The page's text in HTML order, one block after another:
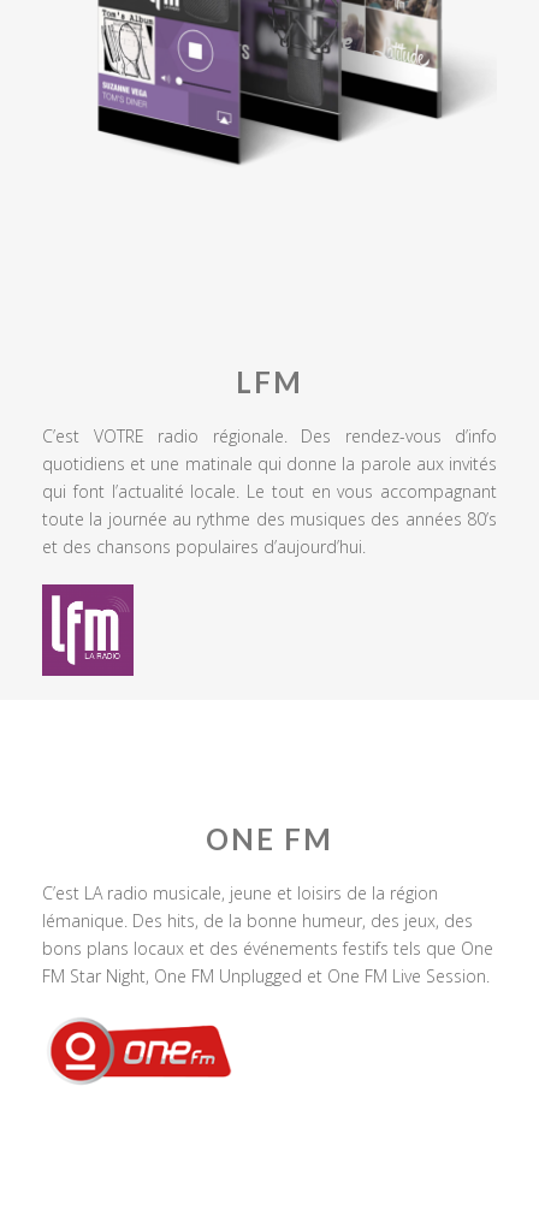
LFM
C’est VOTRE radio régionale. Des rendez-vous d’info
quotidiens et une matinale qui donne la parole aux invités
qui font l’actualité locale. Le tout en vous accompagnant
toute la journée au rythme des musiques des années 80’s
et des chansons populaires d’aujourd’hui.
ONE FM
C’est LA radio musicale, jeune et loisirs de la région
lémanique. Des hits, de la bonne humeur, des jeux, des
bons plans locaux et des événements festifs tels que One
FM Star Night, One FM Unplugged et One FM Live Session.